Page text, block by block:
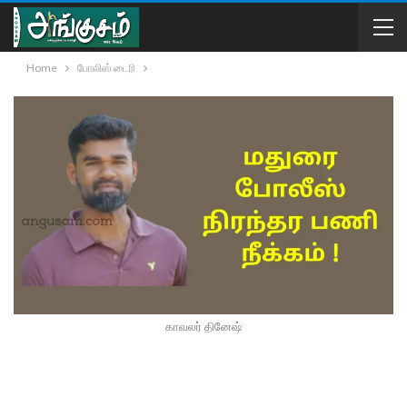
Home போலிஸ் டைரி
காவலர் தினேஷ்